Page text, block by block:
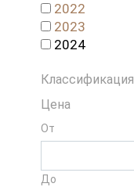
2022
2023
2024
Классификация
Цена
От
До